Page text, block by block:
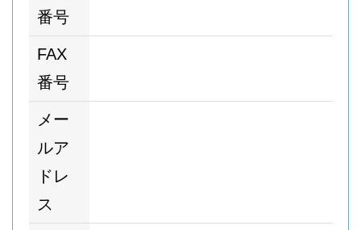
番号
FAX
番号
メー
ルア
ドレ
ス